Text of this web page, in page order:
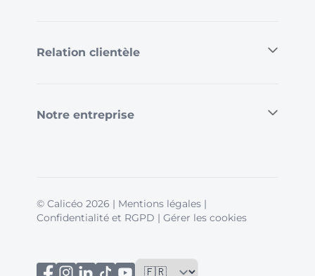
Relation clientèle
Notre entreprise
© Calicéo 2026 | Mentions légales |
Confidentialité et RGPD | Gérer les cookies